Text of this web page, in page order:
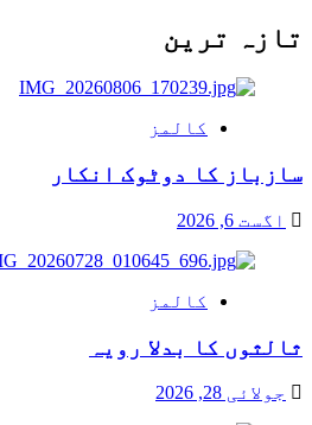
تازہ ترین
کالمز
سازباز کا دوٹوک انکار
اگست 6, 2026
کالمز
ثالثوں کا بدلا رویہ
جولائی 28, 2026